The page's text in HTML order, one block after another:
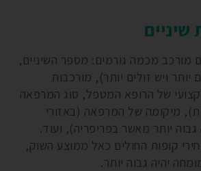
מורכב מכמה גורמים: מספר השיניים,
ויש זולים יותר), מורכבות
של הרופא המטפל, סוג המרפאה
מיקומה של המרפאה (באזורי
גבוה יותר מאשר בפריפריה), ועוד.
קופות החולים כאל ממוצע השוק,
יהיה גבוה יותר.